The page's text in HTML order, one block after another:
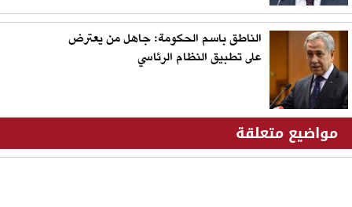
الناطق باسم الحكومة: جاهل من يعترض
على تطبيق النظام الرئاسي
مواضيع متعلقة